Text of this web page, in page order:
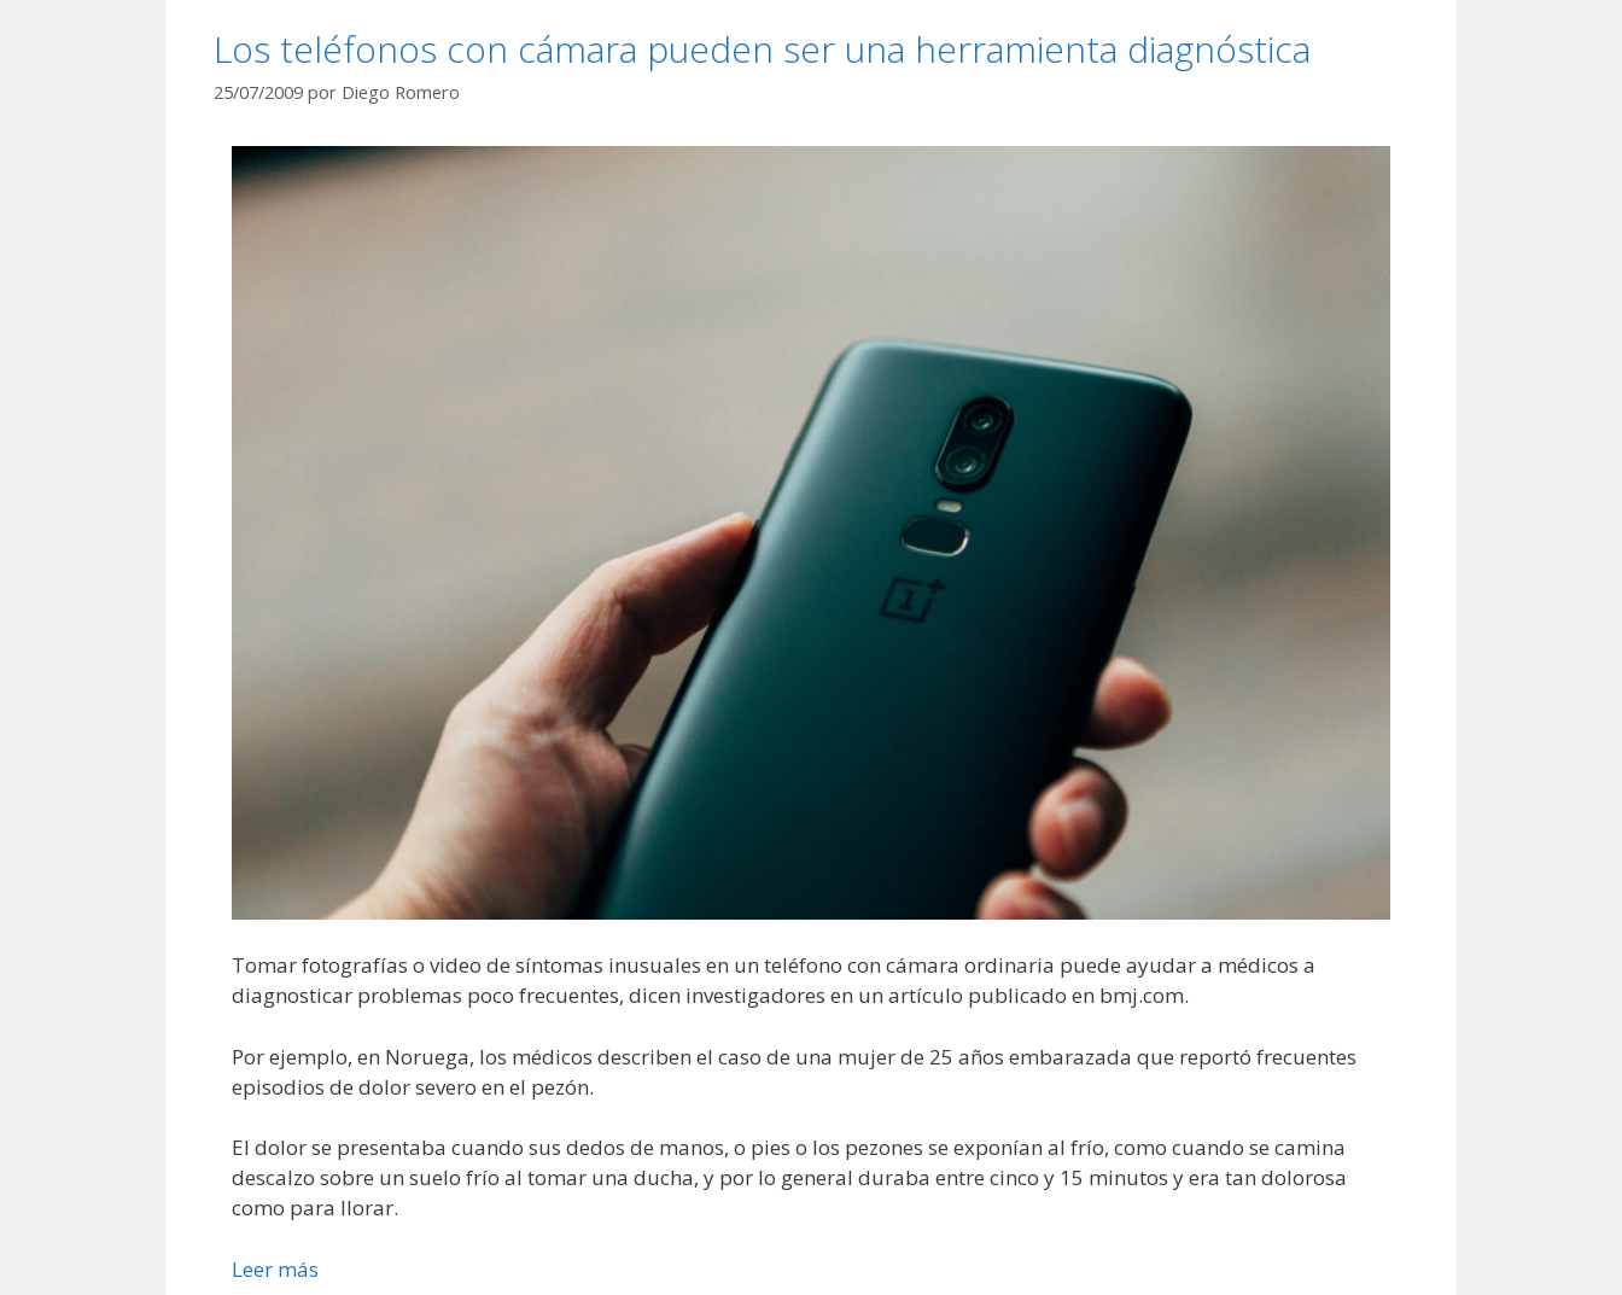
Los teléfonos con cámara pueden ser una herramienta diagnóstica
25/07/2009 por Diego Romero
Tomar fotografías o video de síntomas inusuales en un teléfono con cámara ordinaria puede ayudar a médicos a
diagnosticar problemas poco frecuentes, dicen investigadores en un artículo publicado en bmj.com.
Por ejemplo, en Noruega, los médicos describen el caso de una mujer de 25 años embarazada que reportó frecuentes
episodios de dolor severo en el pezón.
El dolor se presentaba cuando sus dedos de manos, o pies o los pezones se exponían al frío, como cuando se camina
descalzo sobre un suelo frío al tomar una ducha, y por lo general duraba entre cinco y 15 minutos y era tan dolorosa
como para llorar.
Leer más